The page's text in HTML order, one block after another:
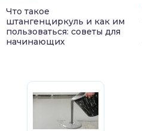
Что такое
штангенциркуль и как им
пользоваться: советы для
начинающих